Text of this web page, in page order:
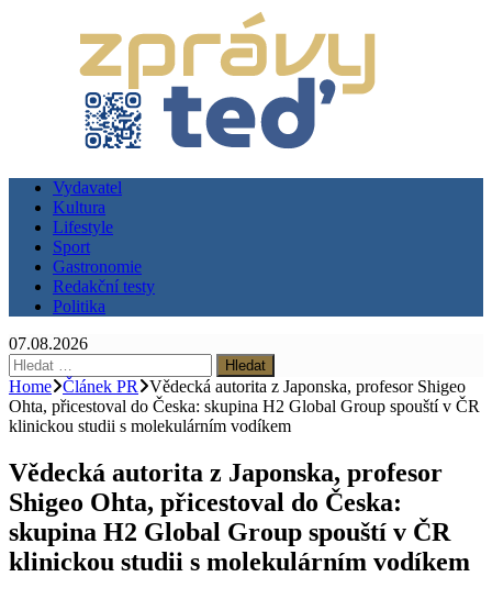
Vydavatel
Kultura
Lifestyle
Sport
Gastronomie
Redakční testy
Politika
07.08.2026
Vyhledávání
Home Článek PR
Vědecká autorita z Japonska, profesor Shigeo
Ohta, přicestoval do Česka: skupina H2 Global Group spouští v ČR
klinickou studii s molekulárním vodíkem
Vědecká autorita z Japonska, profesor
Shigeo Ohta, přicestoval do Česka:
skupina H2 Global Group spouští v ČR
klinickou studii s molekulárním vodíkem